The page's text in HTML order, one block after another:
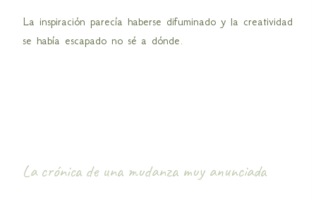
La inspiración parecía haberse difuminado y la creatividad
se había escapado no sé a dónde.
La crónica de una mudanza muy anunciada